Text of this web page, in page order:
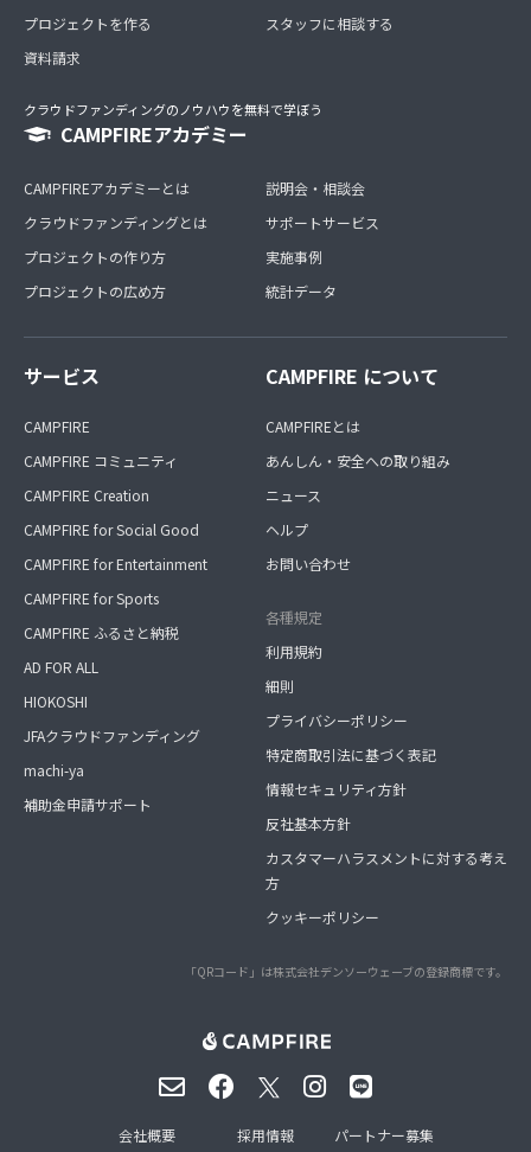
●オフラインパーティへの参加が可能です
→たまにはオンラインから離れてYouTuber同士の親睦会
を開催。実際に会ってお話しをする中でコラボ動画等盛り
●企業案件のご紹介
企業さんからの金額の80%をクリエイターにご入金致しま
●箱Tubeアワード10
このオンラインサロンへ参加されたYouTuberさん達の表
彰式を行います
プロジェクトを作る
資料請求
スタッフに相談する
クラウドファンディングのノウハウを無料で学ぼう
CAMPFIREアカデミー
CAMPFIREアカデミーとは
クラウドファンディングとは
プロジェクトの作り方
プロジェクトの広め方
説明会・相談会
サポートサービス
実施事例
統計データ
サービス
CAMPFIRE
CAMPFIRE コミュニティ
CAMPFIRE Creation
CAMPFIRE for Social Good
CAMPFIRE for Entertainment
CAMPFIRE for Sports
CAMPFIRE ふるさと納税
AD FOR ALL
HIOKOSHI
JFAクラウドファンディング
machi-ya
補助金申請サポート
CAMPFIRE について
CAMPFIREとは
あんしん・安全への取り組み
ニュース
ヘルプ
お問い合わせ
各種規定
利用規約
細則
プライバシーポリシー
特定商取引法に基づく表記
情報セキュリティ方針
反社基本方針
カスタマーハラスメントに対する考え
方
クッキーポリシー
「QRコード」は株式会社デンソーウェーブの登録商標です。
会社概要 採用情報 パートナー募集